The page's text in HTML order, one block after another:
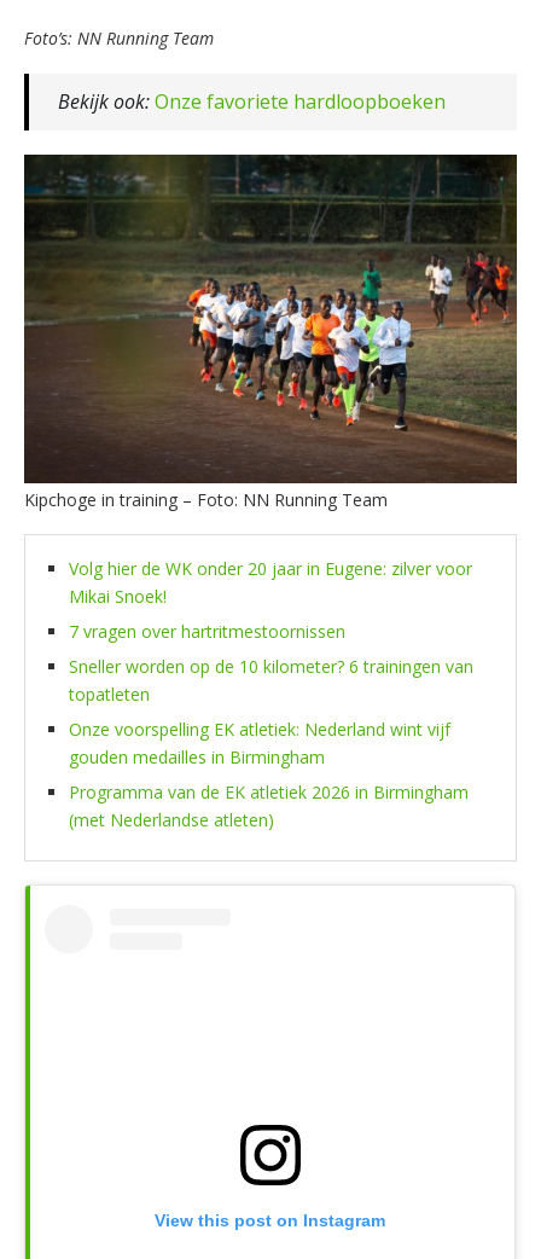
Foto’s: NN Running Team
Bekijk ook:Onze favoriete hardloopboeken
Kipchoge in training – Foto: NN Running Team
Volg hier de WK onder 20 jaar in Eugene: zilver voor
Mikai Snoek!
7 vragen over hartritmestoornissen
Sneller worden op de 10 kilometer? 6 trainingen van
topatleten
Onze voorspelling EK atletiek: Nederland wint vijf
gouden medailles in Birmingham
Programma van de EK atletiek 2026 in Birmingham
(met Nederlandse atleten)
View this post on Instagram